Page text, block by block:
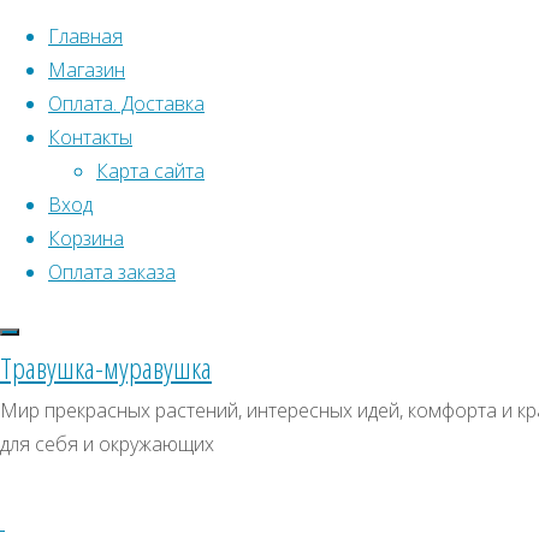
Перейти к содержимому
Главная
Магазин
Оплата. Доставка
Контакты
Карта сайта
Вход
Корзина
Оплата заказа
Травушка-муравушка
Мир прекрасных растений, интересных идей, комфорта и
для себя и окружающих
Что искать:
Поиск
ИМ816
ИМ816
Искать:
СКИДКИ, АКЦИИ
Категории магазина